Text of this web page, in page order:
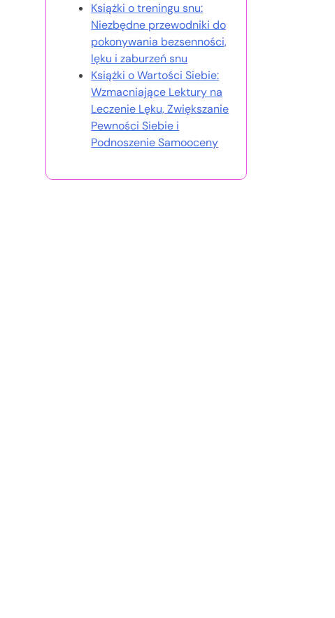
Książki o treningu snu:
Niezbędne przewodniki do
pokonywania bezsenności,
lęku i zaburzeń snu
Książki o Wartości Siebie:
Wzmacniające Lektury na
Leczenie Lęku, Zwiększanie
Pewności Siebie i
Podnoszenie Samooceny